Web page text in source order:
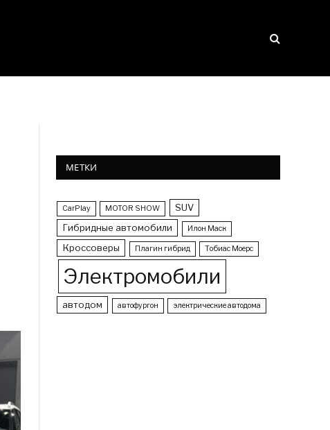
МЕТКИ
CarPlay MOTOR SHOW
SUV
Гибридные автомобили
Илон Маск
Кроссоверы Плагин гибрид Тобиас Моерс
Электромобили
автодом автофургон электрические автодома